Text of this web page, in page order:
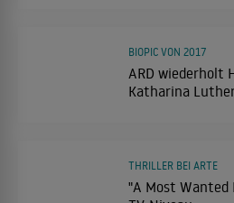
ARD wiederholt
Katharina
BIOPIC VON 2017
"A Most
THRILLER BEI ARTE